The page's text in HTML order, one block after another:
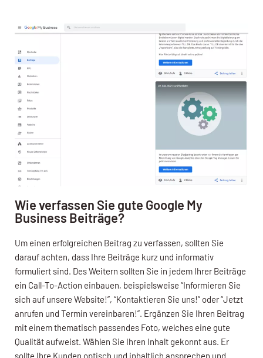
Wie verfassen Sie gute Google My
Business Beiträge?
Um einen erfolgreichen Beitrag zu verfassen, sollten Sie
darauf achten, dass Ihre Beiträge kurz und informativ
formuliert sind. Des Weitern sollten Sie in jedem Ihrer Beiträge
ein Call-To-Action einbauen, beispielsweise “Informieren Sie
sich auf unsere Website!”, “Kontaktieren Sie uns!” oder “Jetzt
anrufen und Termin vereinbaren!”. Ergänzen Sie Ihren Beitrag
mit einem thematisch passendes Foto, welches eine gute
Qualität aufweist. Wählen Sie Ihren Inhalt gekonnt aus. Er
sollte Ihre Kunden optisch und inhaltlich ansprechen und